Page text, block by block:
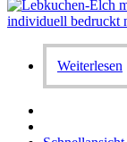
Weiterlesen